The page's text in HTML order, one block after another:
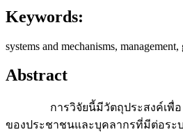
Keywords:
systems and mechanisms,
Abstract
การวิจัยนี้มีวัตถุประสงค์เพื่อ
ของประชาชนและบุคลากรที่มีต่อระ